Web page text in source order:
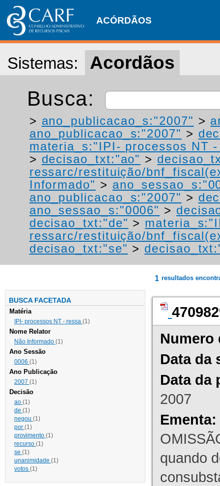
ACÓRDÃOS
Sistemas: Acordãos
Busca:
> ano_publicacao_s:"2007" >
ano_publicacao_s:"2007" >
materia_s:"IPI- processos NT
> decisao_txt:"ao" >
ressarc/restituição/
Informado" >
ano_publicacao_s:"2007" >
ano_sessao_s:"0006" >
decisao_txt:"de" >
ressarc/restituição/
decisao_txt:"se" >
BUSCA FACETADA
Matéria
IPI- processos NT - ressa (1)
Nome Relator
Não Informado (1)
Ano Sessão
0006 (1)
Ano Publicação
2007 (1)
Decisão
ao (1)
de (1)
negou (1)
por (1)
provimento (1)
recurso (1)
se (1)
unanimidade (1)
votos (1)
1 resultados
Numero
Data da
Data da
2007
Ementa:
quando